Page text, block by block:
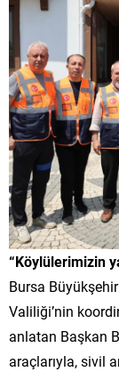
“Köylülerimizin
Bursa Büyükşehir
Valiliği’nin
anlatan Başkan
araçlarıyla, sivil